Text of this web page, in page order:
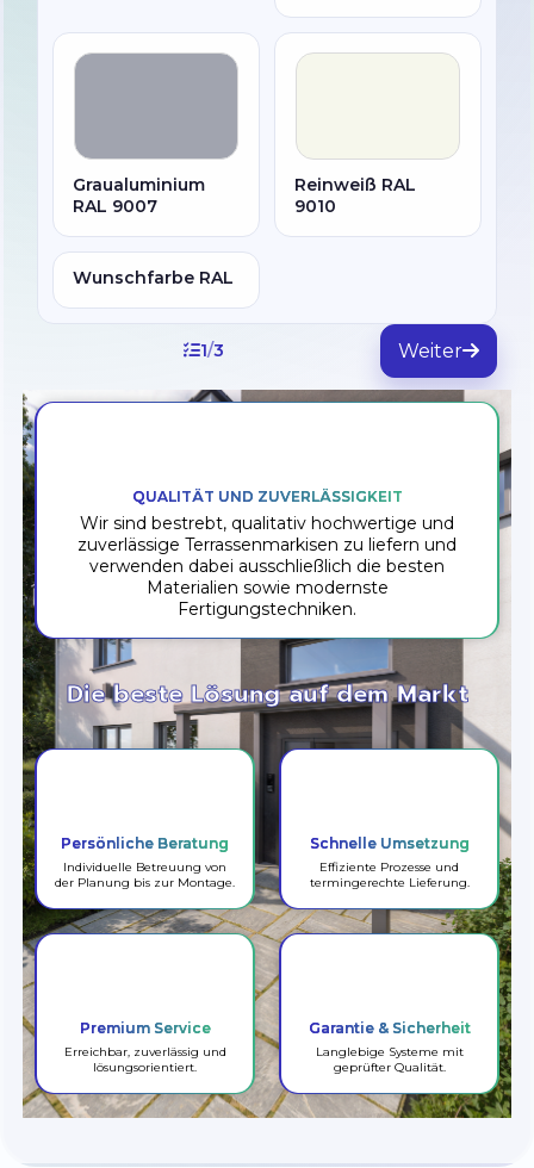
Graualuminium
RAL 9007
Reinweiß RAL
9010
Wunschfarbe RAL
1/3 Weiter
QUALITÄT UND ZUVERLÄSSIGKEIT
Wir sind bestrebt, qualitativ hochwertige und
zuverlässige Terrassenmarkisen zu liefern und
verwenden dabei ausschließlich die besten
Materialien sowie modernste
Fertigungstechniken.
Schaffen Sie eine
gemütliche Atmosphäre
Persönliche Beratung
der Planung bis zur Montage.
Schnelle Umsetzung
termingerechte Lieferung.
Premium Service
lösungsorientiert.
Garantie & Sicherheit
geprüfter Qualität.